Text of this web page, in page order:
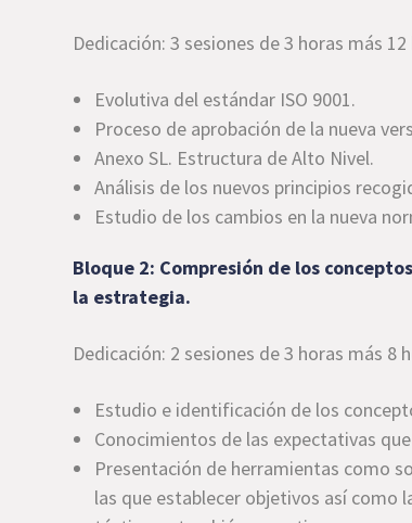
Dedicación: 3 sesiones de 3 horas más
Evolutiva del estándar ISO 9001.
Proceso de aprobación de la nueva
Anexo SL. Estructura de Alto Nivel.
Análisis de los nuevos principios
Estudio de los cambios en la nueva
Bloque 2: Compresión de los
la estrategia.
Dedicación: 2 sesiones de 3 horas más 8
Estudio e identificación de los
Conocimientos de las expectativas
Presentación de herramientas como
las que establecer objetivos así como